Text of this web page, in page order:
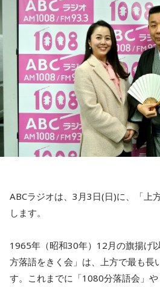
ABCラジオは、3月3日(日)に、「上
します。
1965年（昭和30年）12月の旗揚げ
方落語をきく会」は、上方で最も長
す。これまでに「1080分落語会」